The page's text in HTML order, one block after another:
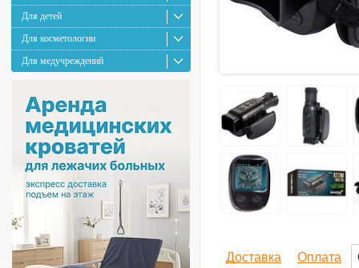
Для детей
Для косметологии
Для медучреждений
Доставка Оплата